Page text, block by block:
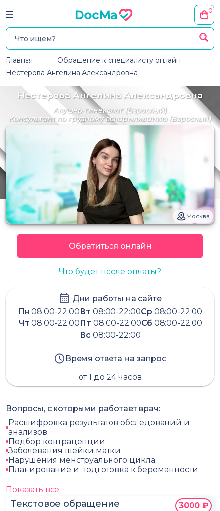
0
Главная
Обращение к специалисту онлайн
Нестерова Ангелина Александровна
Нестерова Ангелина Александровна
Акушер-гинеколог(Взрослый)
Консультант по грудному вскармливанию(Взрослый)
Москва
Обратиться онлайн
Что будет после оплаты?
Дни работы на сайте
Пн 08:00-22:00 Вт 08:00-22:00Ср 08:00-22:00
Чт 08:00-22:00 Пт 08:00-22:00Сб 08:00-22:00
Вс 08:00-22:00
Время ответа на запрос
от 1 до 24 часов
Текстовое обращение 3000 ₽
Вопросы, с которыми работает врач:
Расшифровка результатов обследований и
анализов
Подбор контрацепции
Заболевания шейки матки
Нарушения менструального цикла
Планирование и подготовка к беременности
Показать все